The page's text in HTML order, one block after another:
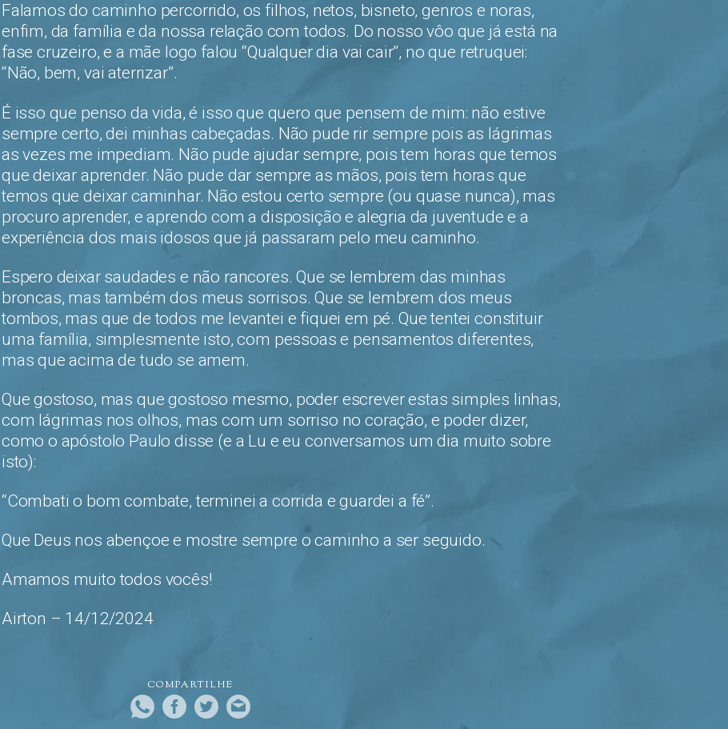
Falamos do caminho percorrido, os filhos, netos, bisneto, genros e noras,
enfim, da família e da nossa relação com todos. Do nosso vôo que já está na
fase cruzeiro, e a mãe logo falou “Qualquer dia vai cair”, no que retruquei:
“Não, bem, vai aterrizar”.
É isso que penso da vida, é isso que quero que pensem de mim: não estive
sempre certo, dei minhas cabeçadas. Não pude rir sempre pois as lágrimas
as vezes me impediam. Não pude ajudar sempre, pois tem horas que temos
que deixar aprender. Não pude dar sempre as mãos, pois tem horas que
temos que deixar caminhar. Não estou certo sempre (ou quase nunca), mas
procuro aprender, e aprendo com a disposição e alegria da juventude e a
experiência dos mais idosos que já passaram pelo meu caminho.
Espero deixar saudades e não rancores. Que se lembrem das minhas
broncas, mas também dos meus sorrisos. Que se lembrem dos meus
tombos, mas que de todos me levantei e fiquei em pé. Que tentei constituir
uma família, simplesmente isto, com pessoas e pensamentos diferentes,
mas que acima de tudo se amem.
Que gostoso, mas que gostoso mesmo, poder escrever estas simples linhas,
com lágrimas nos olhos, mas com um sorriso no coração, e poder dizer,
como o apóstolo Paulo disse (e a Lu e eu conversamos um dia muito sobre
isto):
“Combati o bom combate, terminei a corrida e guardei a fé”.
Que Deus nos abençoe e mostre sempre o caminho a ser seguido.
Amamos muito todos vocês!
Airton – 14/12/2024
COMPARTILHE